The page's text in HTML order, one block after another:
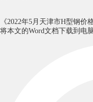
《2022年5月天津市H型钢价
将本文的Word文档下载到电